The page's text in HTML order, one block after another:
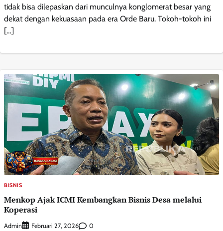
tidak bisa dilepaskan dari munculnya konglomerat besar yang
dekat dengan kekuasaan pada era Orde Baru. Tokoh-tokoh ini
[…]
BISNIS
Menkop Ajak ICMI Kembangkan Bisnis Desa melalui
Koperasi
Admin Februari 27, 2026 0